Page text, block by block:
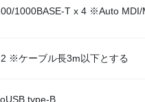
1000BASE-T x 4 ※Auto MDI/
※ケーブル長3m以下とする
type-B